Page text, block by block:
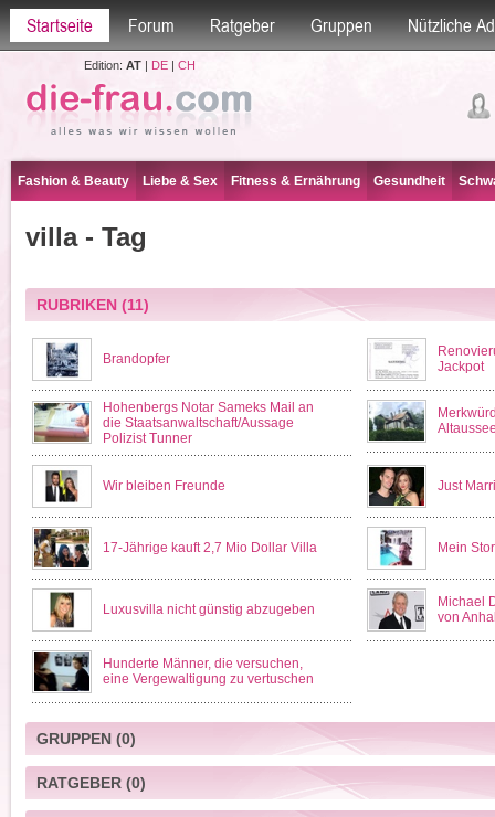
Startseite Forum Ratgeber Gruppen Nützliche
Edition: AT| DE| CH
Fashion & Beauty Liebe & Sex Fitness & Ernährung Gesundheit
villa - Tag
RUBRIKEN(11)
Brandopfer
Jackpot
Hohenbergs Notar Sameks Mail an
die Staatsanwaltschaft/Aussage
Polizist Tunner
Wir bleiben Freunde Just
17-Jährige kauft 2,7 Mio Dollar Villa Mein
Luxusvilla nicht günstig abzugeben
Michael
von
Hunderte Männer, die versuchen,
eine Vergewaltigung zu vertuschen
GRUPPEN(0)
RATGEBER(0)